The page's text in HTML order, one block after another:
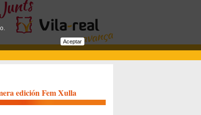
edición Fem Xulla
Aceptar